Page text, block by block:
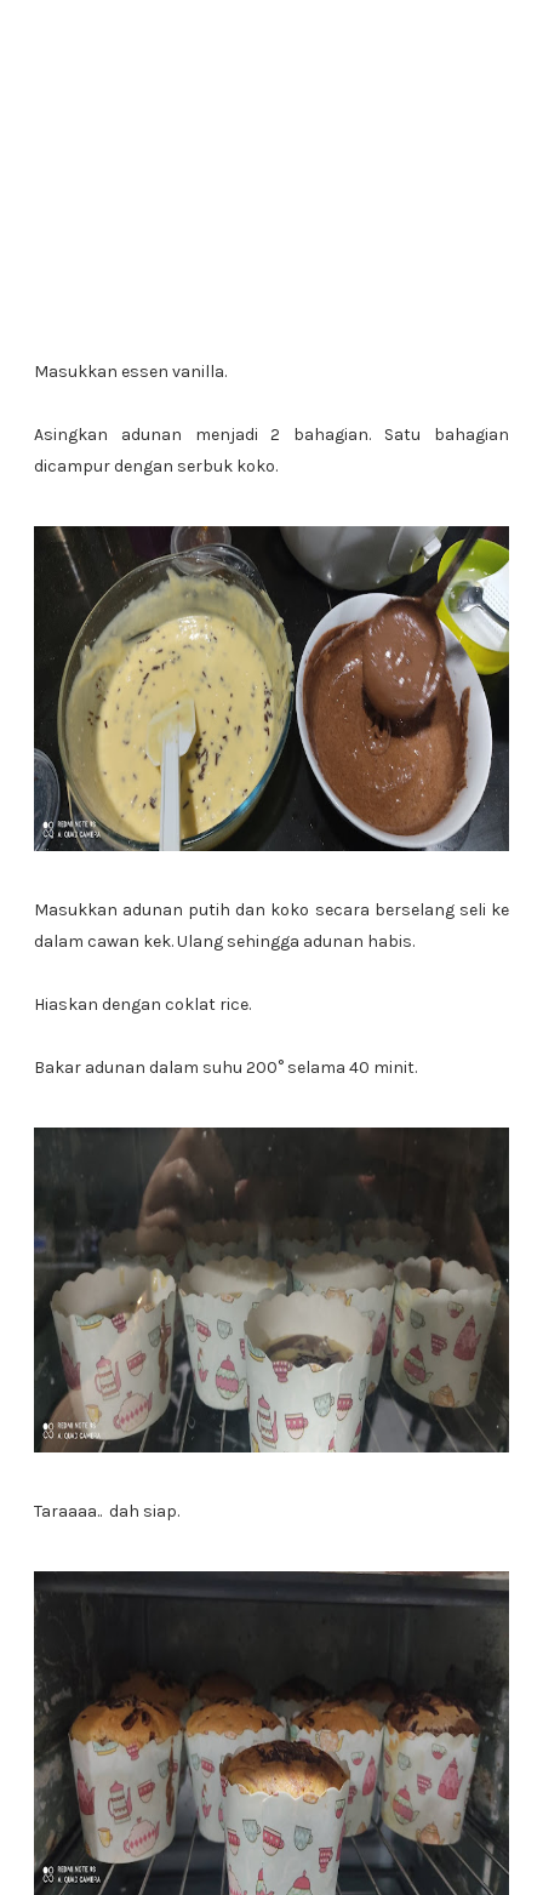
Masukkan essen vanilla.
Asingkan adunan menjadi 2 bahagian. Satu bahagian
dicampur dengan serbuk koko.
Masukkan adunan putih dan koko secara berselang seli ke
dalam cawan kek. Ulang sehingga adunan habis.
Hiaskan dengan coklat rice.
Bakar adunan dalam suhu 200° selama 40 minit.
Taraaaa.. dah siap.